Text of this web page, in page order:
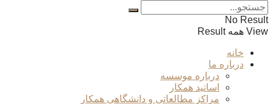
No Result
View همه Result
خانه
درباره ما
درباره موسسه
اساتید همکار
مراکز مطالعاتی و دانشگاهی همکار